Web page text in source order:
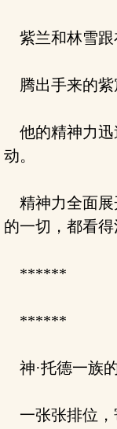
紫兰和林雪跟
腾出手来的紫
他的精神力迅
动。
精神力全面展
的一切，都看得
******
******
神·托德一族的
一张张排位，